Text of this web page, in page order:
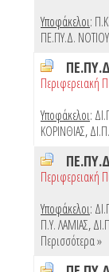
Υποφάκελοι:
ΠΕ.ΠΥ.Δ. ΝΟΤΙΟΥ
Περιφερειακή
Υποφάκελοι:
ΚΟΡΙΝΘΙΑΣ,
Περιφερειακή
Υποφάκελοι:
Π.Υ. ΛΑΜΙΑΣ,
Περισσότερα »